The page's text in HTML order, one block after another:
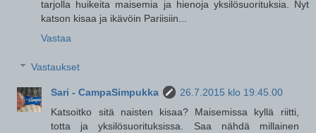
tarjolla huikeita maisemia ja hienoja yksilösuorituksia. Nyt
katson kisaa ja ikävöin Pariisiin...
Vastaa
Vastaukset
Sari - CampaSimpukka
26.7.2015 klo 19.45.00
Katsoitko sitä naisten kisaa? Maisemissa kyllä riitti,
totta ja yksilösuorituksissa. Saa nähdä millainen